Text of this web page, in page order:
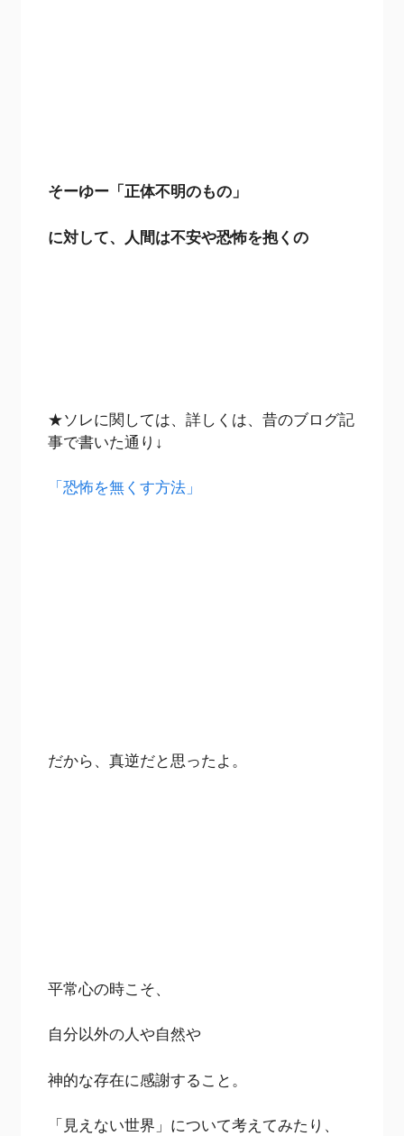
そーゆー「正体不明のもの」
に対して、人間は不安や恐怖を抱くの
★ソレに関しては、詳しくは、昔のブログ記
事で書いた通り↓
「恐怖を無くす方法」
だから、真逆だと思ったよ。
平常心の時こそ、
自分以外の人や自然や
神的な存在に感謝すること。
「見えない世界」について考えてみたり、